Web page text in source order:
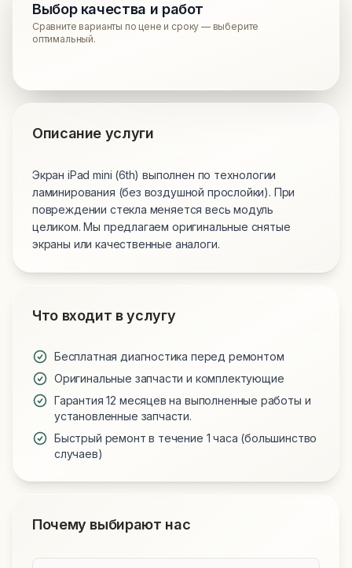
Выбор качества и работ
Сравните варианты по цене и сроку — выберите
оптимальный.
Описание услуги
Экран iPad mini (6th) выполнен по технологии
ламинирования (без воздушной прослойки). При
повреждении стекла меняется весь модуль
целиком. Мы предлагаем оригинальные снятые
экраны или качественные аналоги.
Что входит в услугу
Бесплатная диагностика перед ремонтом
Оригинальные запчасти и комплектующие
Гарантия 12 месяцев на выполненные работы и
установленные запчасти.
Быстрый ремонт в течение 1 часа (большинство
случаев)
Почему выбирают нас